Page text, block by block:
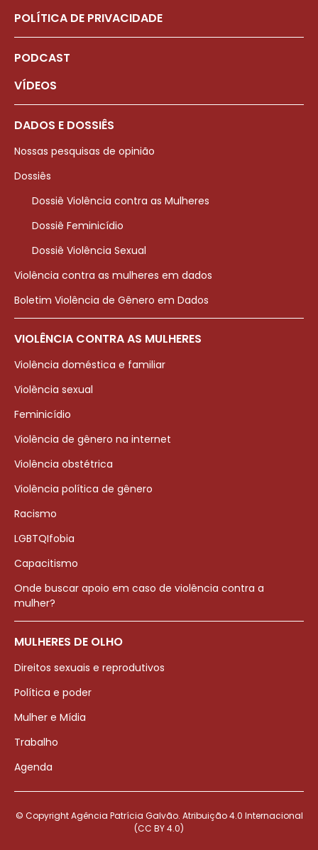
POLÍTICA DE PRIVACIDADE
PODCAST
VÍDEOS
DADOS E DOSSIÊS
Nossas pesquisas de opinião
Dossiês
Dossiê Violência contra as Mulheres
Dossiê Feminicídio
Dossiê Violência Sexual
Violência contra as mulheres em dados
Boletim Violência de Gênero em Dados
VIOLÊNCIA CONTRA AS MULHERES
Violência doméstica e familiar
Violência sexual
Feminicídio
Violência de gênero na internet
Violência obstétrica
Violência política de gênero
Racismo
LGBTQIfobia
Capacitismo
Onde buscar apoio em caso de violência contra a
mulher?
MULHERES DE OLHO
Direitos sexuais e reprodutivos
Política e poder
Mulher e Mídia
Trabalho
Agenda
© Copyright Agência Patrícia Galvão. Atribuição 4.0 Internacional
(CC BY 4.0)